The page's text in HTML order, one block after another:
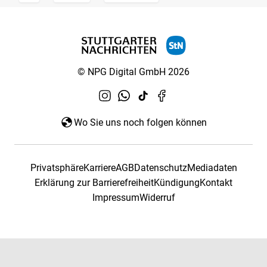
© NPG Digital GmbH 2026
Wo Sie uns noch folgen können
PrivatsphäreKarriereAGBDatenschutzMediadaten
Erklärung zur BarrierefreiheitKündigungKontakt
ImpressumWiderruf